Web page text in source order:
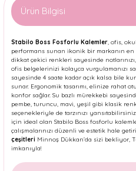
Ürün Bilgisi
Stabilo Boss Fosforlu Kalemler, ofis,
performans sunan ikonik bir markanın
dikkat çekici renkleri sayesinde
ofis belgelerinizi kolayca vurgulamanızı
sayesinde 4 saate kadar açık kalsa bile
sunar. Ergonomik tasarımı, elinize rahat
konfor sağlar. Su bazlı mürekkebi
pembe, turuncu, mavi, yeşil gibi klasik
seçenekleriyle de tarzınızı
için ideal olan Stabilo Boss fosforlu
çalışmalarınızı düzenli ve estetik hale
çeşitleri Minnoş Dükkan’da sizi bekliyor,
imkanıyla!